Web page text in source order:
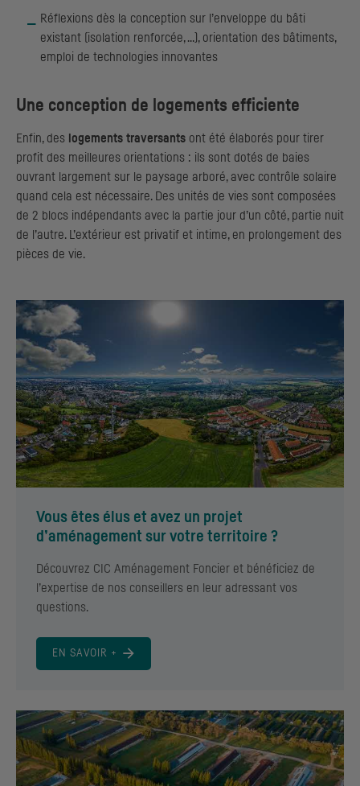
Vous êtes élus et avez un projet
d’aménagement sur votre territoire ?
Découvrez CIC Aménagement Foncier et bénéficiez de
l’expertise de nos conseillers en leur adressant vos
questions.
EN SAVOIR +
Réflexions dès la conception sur l’enveloppe du bâti
existant (isolation renforcée, …), orientation des bâtiments,
emploi de technologies innovantes
Une conception de logements efficiente
Enfin, des logements traversants ont été élaborés pour tirer
profit des meilleures orientations : ils sont dotés de baies
ouvrant largement sur le paysage arboré, avec contrôle solaire
quand cela est nécessaire. Des unités de vies sont composées
de 2 blocs indépendants avec la partie jour d’un côté, partie nuit
de l’autre. L’extérieur est privatif et intime, en prolongement des
pièces de vie.